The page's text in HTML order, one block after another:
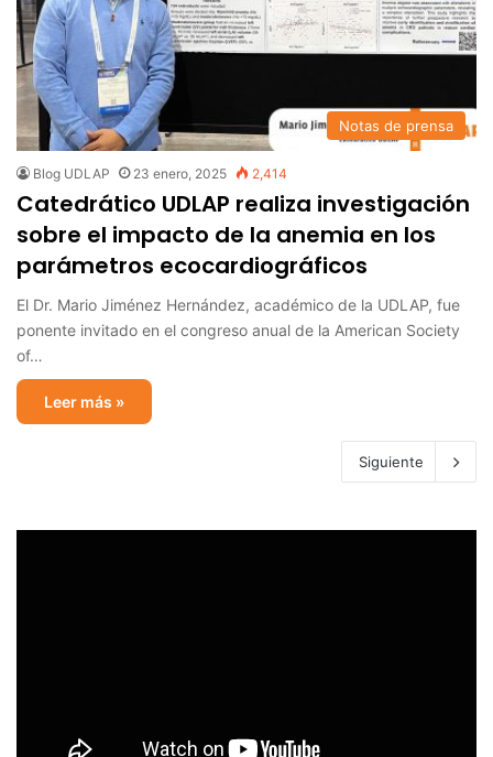
Notas de prensa
Blog UDLAP 23 enero, 2025 2,414
Catedrático UDLAP realiza investigación
sobre el impacto de la anemia en los
parámetros ecocardiográficos
El Dr. Mario Jiménez Hernández, académico de la UDLAP, fue
ponente invitado en el congreso anual de la American Society
of…
Leer más »
Siguiente